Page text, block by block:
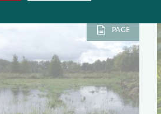
PAGE